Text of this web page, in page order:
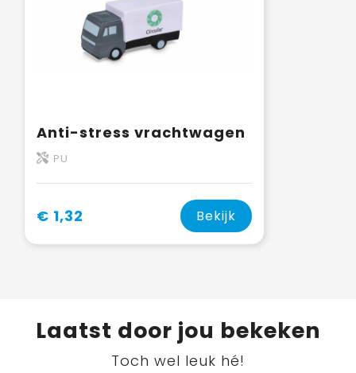
Anti-stress vrachtwagen
PU
€ 1,32 Bekijk
Laatst door jou bekeken
Toch wel leuk hé!